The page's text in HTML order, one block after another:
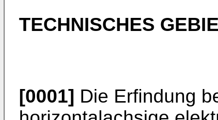
TECHNISCHES
[0001] Die Erfindung